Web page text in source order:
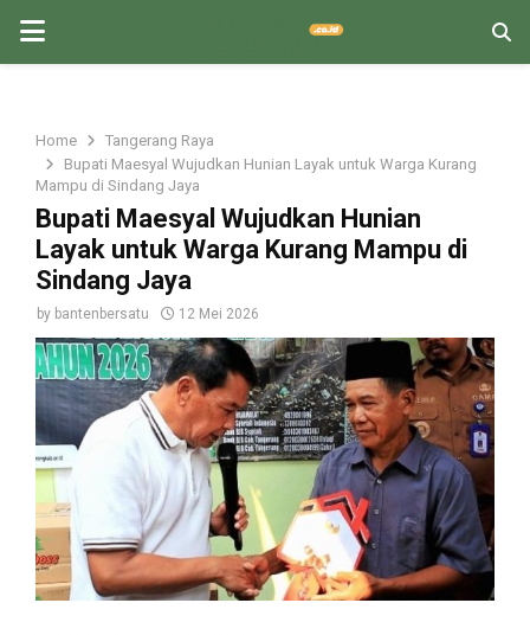
PRIMARY
Home
Tangerang Raya
Bupati Maesyal Wujudkan Hunian Layak untuk Warga Kurang
Mampu di Sindang Jaya
Bupati Maesyal Wujudkan Hunian
Layak untuk Warga Kurang Mampu di
Sindang Jaya
by bantenbersatu 12 Mei 2026